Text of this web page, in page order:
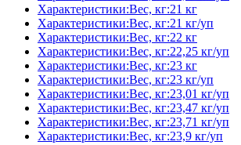
Характеристики:Вес, кг:21 кг
Характеристики:Вес, кг:21 кг/уп
Характеристики:Вес, кг:22 кг
Характеристики:Вес, кг:22,25 кг/уп
Характеристики:Вес, кг:23 кг
Характеристики:Вес, кг:23 кг/уп
Характеристики:Вес, кг:23,01 кг/уп
Характеристики:Вес, кг:23,47 кг/уп
Характеристики:Вес, кг:23,71 кг/уп
Характеристики:Вес, кг:23,9 кг/уп